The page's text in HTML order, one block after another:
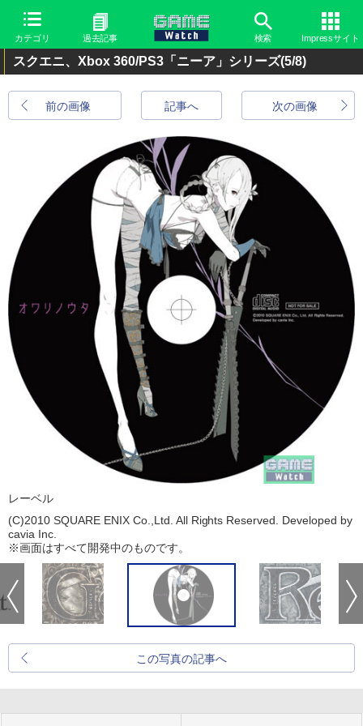
カテゴリ 過去記事 検索 Impressサイト
スクエニ、Xbox 360/PS3「ニーア」シリーズ(5/8)
前の画像 次の画像
記事へ
レーベル
(C)2010 SQUARE ENIX Co.,Ltd. All Rights Reserved. Developed by
cavia Inc.
※画面はすべて開発中のものです。
この写真の記事へ